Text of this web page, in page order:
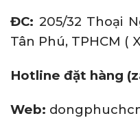
ĐC: 205/32 Thoại
Tân Phú, TPHCM (
Hotline đặt hàng
Web: